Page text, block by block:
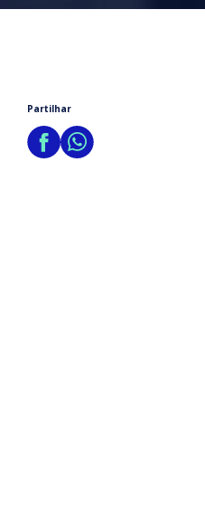
Partilhar